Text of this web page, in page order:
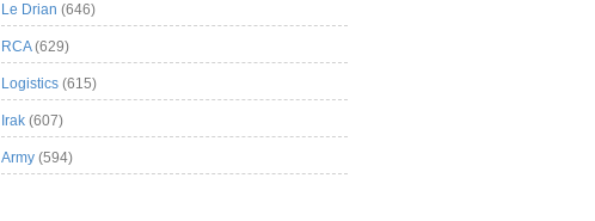
Le Drian (646)
RCA(629)
Logistics (615)
Irak (607)
Army (594)